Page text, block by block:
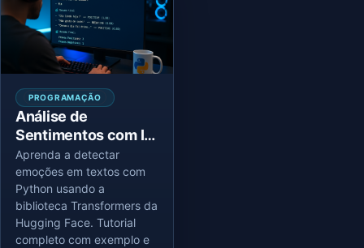
PROGRAMAÇÃO
Análise de
Sentimentos com IA:
Classificando
Emoções em Textos
com Python
Aprenda a detectar
emoções em textos com
Python usando a
biblioteca Transformers da
Hugging Face. Tutorial
completo com exemplo e